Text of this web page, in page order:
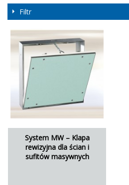
Filtr
System MW – Klapa
rewizyjna dla ścian i
sufitów masywnych